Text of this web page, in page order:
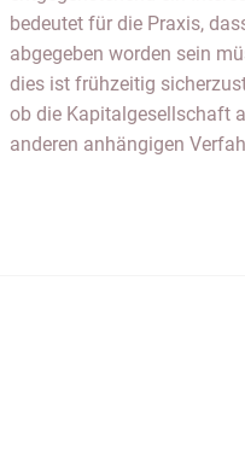
bedeutet für die Praxis,
abgegeben worden sein
dies ist frühzeitig
ob die Kapitalgesellschaft
anderen anhängigen